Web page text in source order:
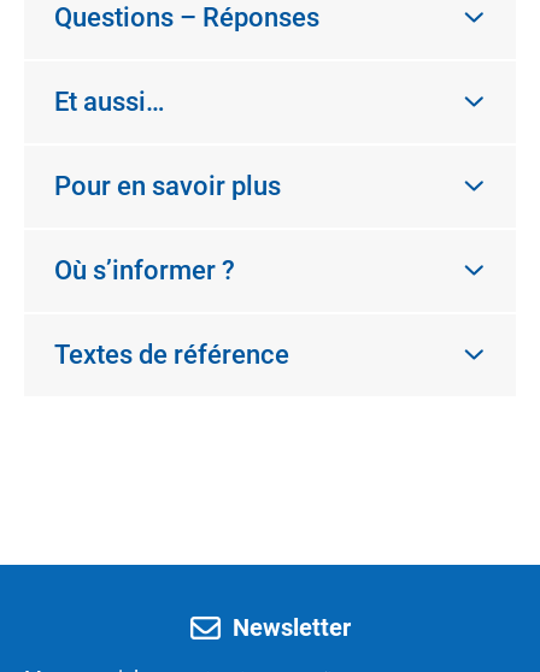
Questions – Réponses
Et aussi…
Pour en savoir plus
Où s’informer ?
Textes de référence
Newsletter